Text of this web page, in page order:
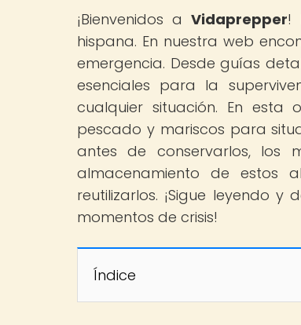
¡Bienvenidos aVidaprepper!
hispana. En nuestra web
emergencia. Desde guías
esenciales para la
cualquier situación. En esta
pescado y mariscos para
antes de conservarlos, los
almacenamiento de estos
reutilizarlos. ¡Sigue leyendo
momentos de crisis!
Índice